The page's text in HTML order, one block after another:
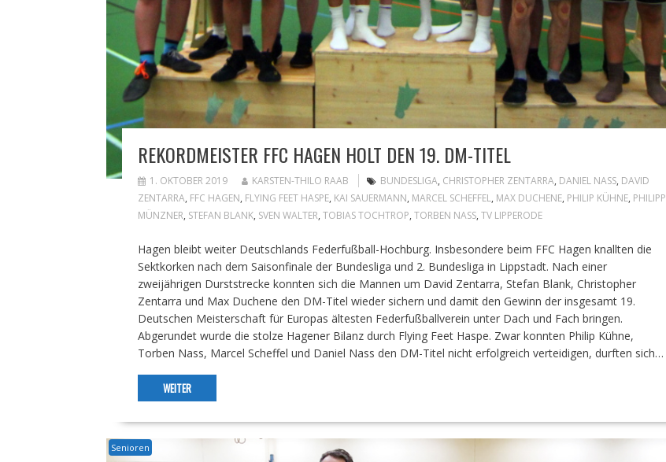
REKORDMEISTER FFC HAGEN HOLT DEN 19. DM-TITEL
1. OKTOBER 2019 KARSTEN-THILO RAAB BUNDESLIGA, CHRISTOPHER ZENTARRA, DANIEL NASS, DAVID
ZENTARRA, FFC HAGEN, FLYING FEET HASPE, KAI SAUERMANN, MARCEL SCHEFFEL, MAX DUCHENE, PHILIP KÜHNE, PHILIPP
MÜNZNER, STEFAN BLANK, SVEN WALTER, TOBIAS TOCHTROP, TORBEN NASS, TV LIPPERODE
Hagen bleibt weiter Deutschlands Federfußball-Hochburg. Insbesondere beim FFC Hagen knallten die
Sektkorken nach dem Saisonfinale der Bundesliga und 2. Bundesliga in Lippstadt. Nach einer
zweijährigen Durststrecke konnten sich die Mannen um David Zentarra, Stefan Blank, Christopher
Zentarra und Max Duchene den DM-Titel wieder sichern und damit den Gewinn der insgesamt 19.
Deutschen Meisterschaft für Europas ältesten Federfußballverein unter Dach und Fach bringen.
Abgerundet wurde die stolze Hagener Bilanz durch Flying Feet Haspe. Zwar konnten Philip Kühne,
Torben Nass, Marcel Scheffel und Daniel Nass den DM-Titel nicht erfolgreich verteidigen, durften sich…
WEITER
Senioren